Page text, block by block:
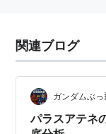
関連ブログ
ガンダムぶ
パラスアテネ